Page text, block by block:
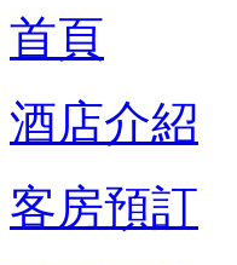
首頁
酒店介紹
客房預訂